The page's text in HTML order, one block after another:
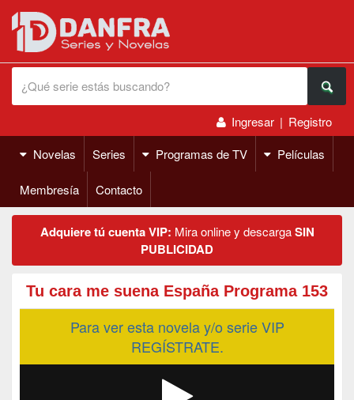
Ingresar | Registro
Novelas
Series Programas de TV Películas
Membresía Contacto
Adquiere tú cuenta VIP: Mira online y descargaSIN
PUBLICIDAD
Tu cara me suena España Programa 153
Para ver esta novela y/o serie VIP
REGÍSTRATE.